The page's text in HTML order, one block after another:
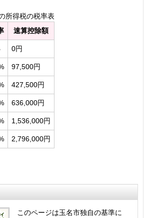
所得税の税率表
速算控除額
0円
97,500円
427,500円
636,000円
1,536,000円
2,796,000円
このページは玉名市独自の基準に